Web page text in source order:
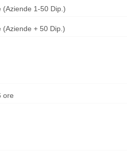
(Aziende 1-50 Dip.)
+ 50 Dip.)
ore